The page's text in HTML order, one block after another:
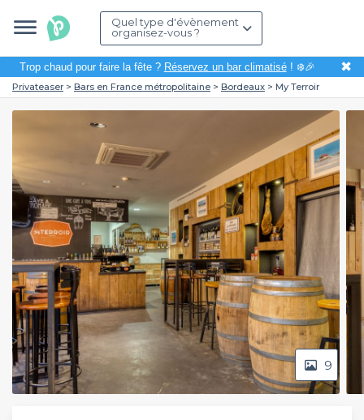
Quel type d'évènement
organisez-vous ?
Trop chaud pour faire la fête ? Réservez un bar climatisé! ❄️🎉 ✖
Privateaser Bars en France métropolitaine Bordeaux My Terroir
9